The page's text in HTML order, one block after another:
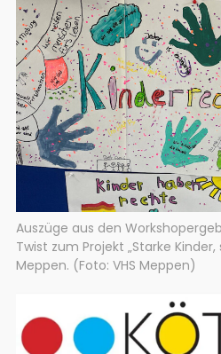
Auszüge aus den
Twist zum Projekt „Starke
Meppen. (Foto: VHS Meppen)